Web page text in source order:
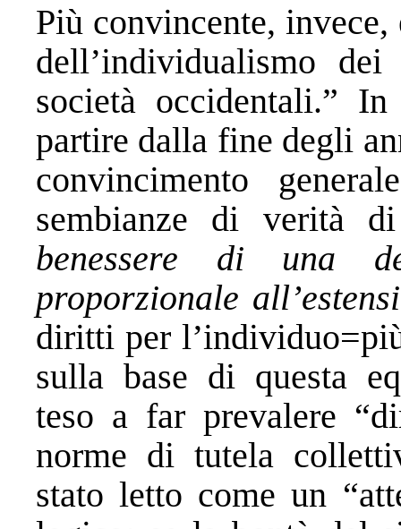
Più convincente,
dell’individualismo
società occidentali.”
partire dalla fine degli
convincimento
sembianze di verità
benessere di una
proporzionale
diritti per
sulla base di questa
teso a far prevalere
norme di tutela
stato letto come un